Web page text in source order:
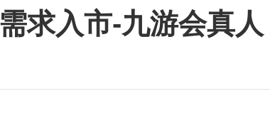
求入市-九游会真人